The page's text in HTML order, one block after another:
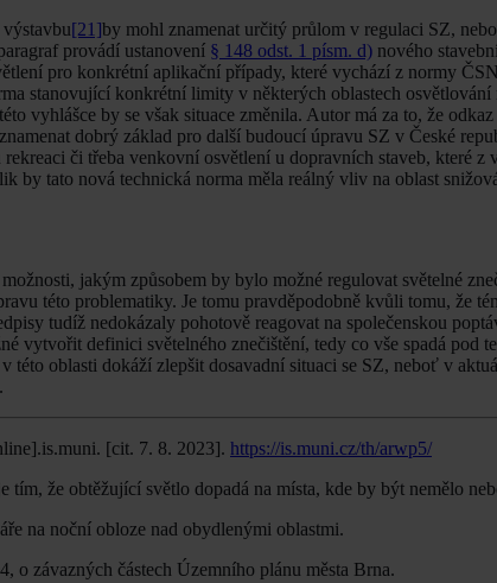
[21]by mohl znamenat určitý průlom v regulaci SZ,
provádí ustanovení § 148 odst. 1 písm. d) nového
pro konkrétní aplikační případy, které vychází z normy
stanovující konkrétní limity v některých oblastech
vyhlášce by se však situace změnila. Autor má za to, že
dobrý základ pro další budoucí úpravu SZ v České
či třeba venkovní osvětlení u dopravních staveb, které z
by tato nová technická norma měla reálný vliv na oblast
jakým způsobem by bylo možné regulovat světelné
této problematiky. Je tomu pravděpodobně kvůli tomu, že
tudíž nedokázaly pohotově reagovat na společenskou
vytvořit definici světelného znečištění, tedy co vše spadá pod
této oblasti dokáží zlepšit dosavadní situaci se SZ, neboť v
[cit. 7. 8. 2023]. https://is.muni.cz/th/arwp5/
tím, že obtěžující světlo dopadá na místa, kde by být nemělo
na noční obloze nad obydlenými oblastmi.
o závazných částech Územního plánu města Brna.